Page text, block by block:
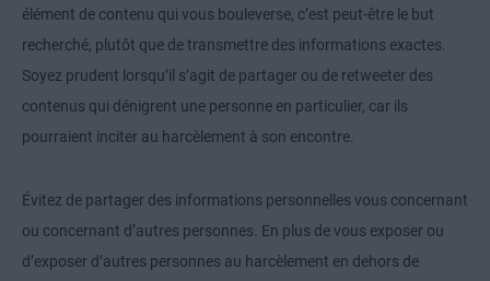
élément de contenu qui vous bouleverse, c’est peut-être le but
recherché, plutôt que de transmettre des informations exactes.
Soyez prudent lorsqu’il s’agit de partager ou de retweeter des
contenus qui dénigrent une personne en particulier, car ils
pourraient inciter au harcèlement à son encontre.
Évitez de partager des informations personnelles vous concernant
ou concernant d’autres personnes. En plus de vous exposer ou
d’exposer d’autres personnes au harcèlement en dehors de